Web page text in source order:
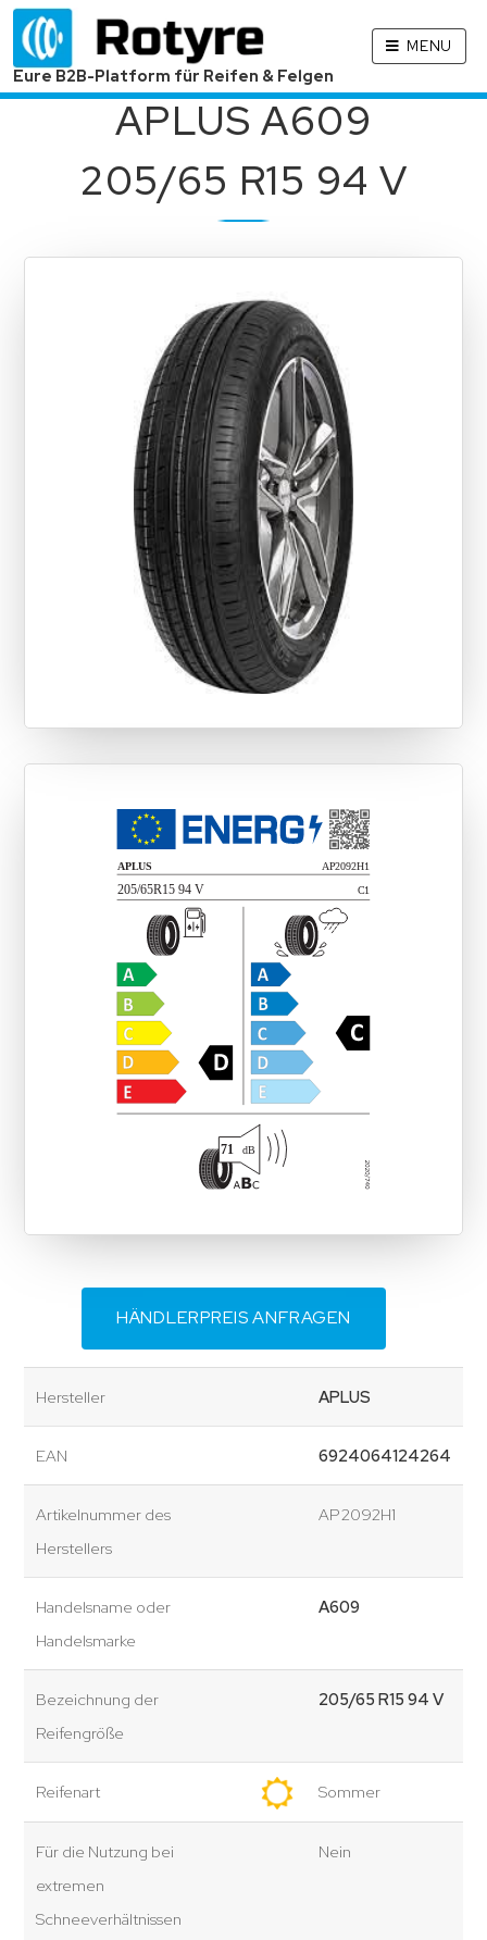
Eure B2B-Platform für Reifen & Felgen
MENU
APLUS A609
205/65 R15 94 V
HÄNDLERPREIS ANFRAGEN
Hersteller APLUS
EAN 6924064124264
Artikelnummer des
Herstellers
AP2092H1
Handelsname oder
Handelsmarke
A609
Bezeichnung der
Reifengröße
205/65 R15 94 V
Reifenart Sommer
Für die Nutzung bei
extremen
Schneeverhältnissen
Nein